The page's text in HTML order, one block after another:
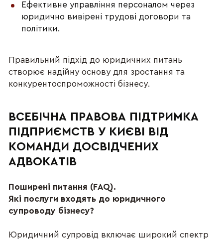
Ефективне управління персоналом через
юридично вивірені трудові договори та
політики.
Правильний підхід до юридичних питань
створює надійну основу для зростання та
конкурентоспроможності бізнесу.
ВСЕБІЧНА ПРАВОВА ПІДТРИМКА
ПІДПРИЄМСТВ У КИЄВІ ВІД
КОМАНДИ ДОСВІДЧЕНИХ
АДВОКАТІВ
Поширені питання (FAQ).
Які послуги входять до юридичного
супроводу бізнесу?
Юридичний супровід включає широкий спектр